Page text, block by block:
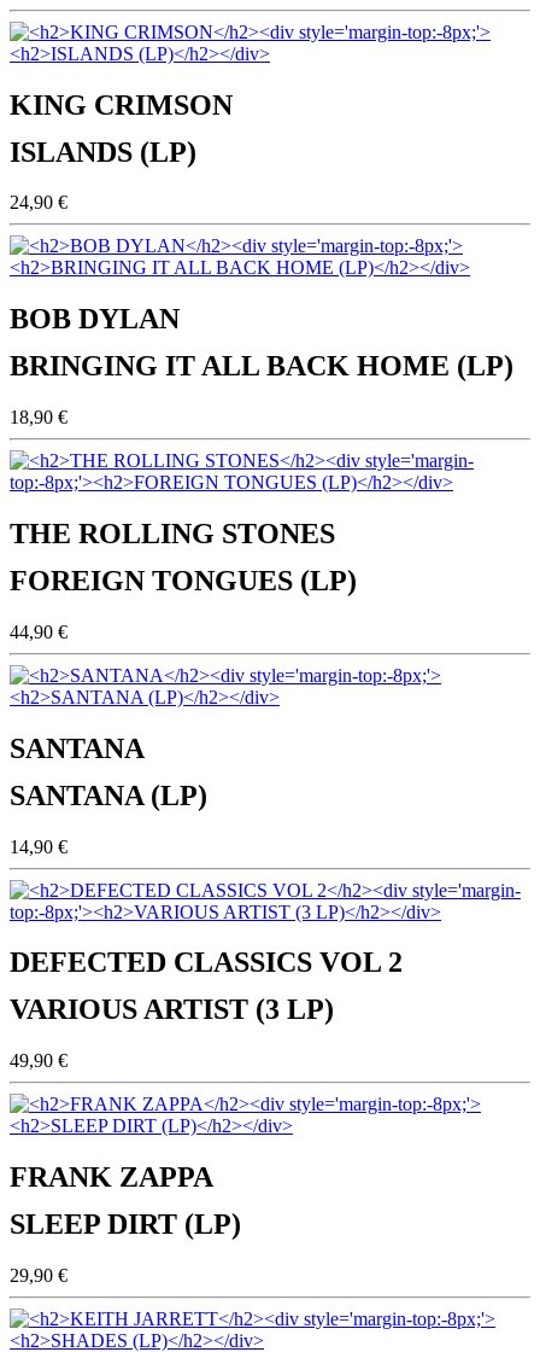
KING CRIMSON
ISLANDS (LP)
24,90 €
BOB DYLAN
BRINGING IT ALL BACK HOME (LP)
18,90 €
THE ROLLING STONES
FOREIGN TONGUES (LP)
44,90 €
SANTANA
SANTANA (LP)
14,90 €
DEFECTED CLASSICS VOL 2
VARIOUS ARTIST (3 LP)
49,90 €
FRANK ZAPPA
SLEEP DIRT (LP)
29,90 €